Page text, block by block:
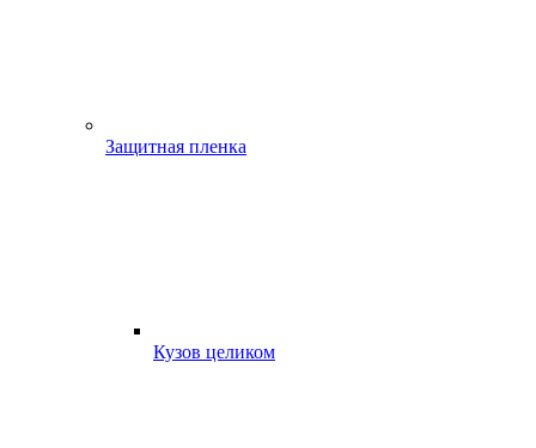
Защитная пленка
Кузов целиком